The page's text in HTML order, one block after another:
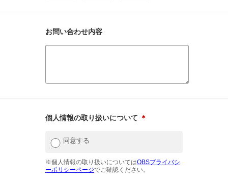
お問い合わせ内容
個人情報の取り扱いについて ＊
同意する
※個人情報の取り扱いについてはOBSプライバシ
ーポリシーページでご確認ください。